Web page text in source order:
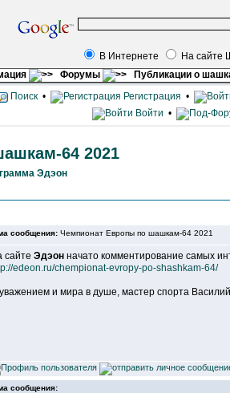
В Интернете
На сайте
Форумы Публикации о
Поиск • Регистрация •
Войти •
64 2021
Эдэон
сообщения: Чемпионат Европы по шашкам-64 2021
сайте Эдэон начато комментирование самых
edeon.ru/chempionat-evropy-po-shashkam-64/
и мира в душе, мастер спорта
сообщения: